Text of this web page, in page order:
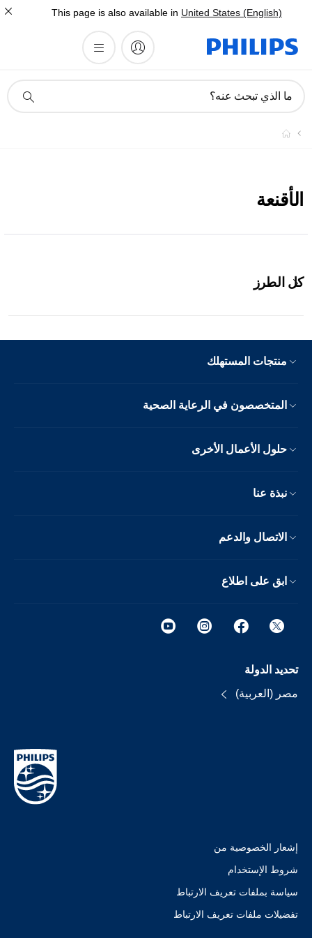
This page is also available in United States (English)
دعم
ما الذي تبحث عنه؟
الأقنعة
كل الطرز
منتجات المستهلك
المتخصصون في الرعاية الصحية
حلول الأعمال الأخرى
نبذة عنا
الاتصال والدعم
ابق على اطلاع
تحديد الدولة
مصر (العربية)
إشعار الخصوصية من
شروط الإستخدام
سياسة بملفات تعريف الارتباط
تفضيلات ملفات تعريف الارتباط